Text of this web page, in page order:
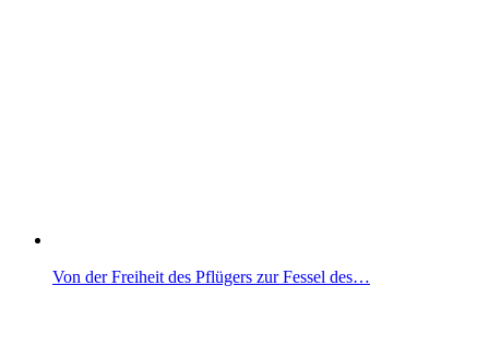
Von der Freiheit des Pflügers zur Fessel des…